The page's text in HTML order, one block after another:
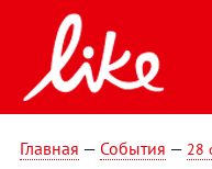
Главная — События — 28